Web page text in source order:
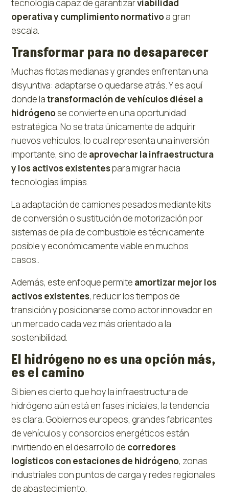
tecnología capaz de garantizarviabilidad
operativa y cumplimiento normativoa gran
escala.
Transformar para no desaparecer
Muchas flotas medianas y grandes enfrentan una
disyuntiva: adaptarse o quedarse atrás. Y es aquí
donde latransformación de vehículos diésel a
hidrógenose convierte en una oportunidad
estratégica. No se trata únicamente de adquirir
nuevos vehículos, lo cual representa una inversión
importante, sino de aprovechar la infraestructura
y los activos existentespara migrar hacia
tecnologías limpias.
La adaptación de camiones pesados mediante kits
de conversión o sustitución de motorización por
sistemas de pila de combustible es técnicamente
posible y económicamente viable en muchos
casos..
Además, este enfoque permite amortizar mejor los
activos existentes, reducir los tiempos de
transición y posicionarse como actor innovador en
un mercado cada vez más orientado a la
sostenibilidad.
El hidrógeno no es una opción más,
es el camino
Si bien es cierto que hoy la infraestructura de
hidrógeno aún está en fases iniciales, la tendencia
es clara. Gobiernos europeos, grandes fabricantes
de vehículos y consorcios energéticos están
invirtiendo en el desarrollo de corredores
logísticos con estaciones de hidrógeno, zonas
industriales con puntos de carga y redes regionales
de abastecimiento.